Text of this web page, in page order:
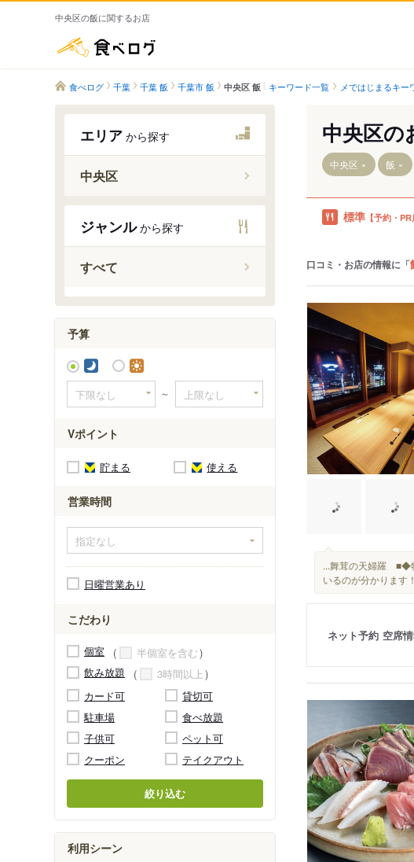
中央区の飯に関するお店
食べログ 千葉 千葉 飯 千葉市 飯 中央区 飯 キーワード一覧 メではじまるキー
エリア から探す
中央区
千葉駅
本千葉駅
蘇我駅
浜野駅
千葉みなと駅
東千葉駅
市役所前駅
ジャンルから探す
すべて
予算
～
Vポイント
貯まる 使える
営業時間
日曜営業あり
こだわり
個室
半個室を含む
飲み放題
3時間以上
カード可
貸切可
駐車場
食べ放題
子供可
ペット可
クーポン
テイクアウト
絞り込む
利用シーン
中央区の
中央区 飯
標準 【予約・
口コミ・お店の情報に「
...舞茸の天婦羅 ■◆
いるのが分かります
ネット予約 空席